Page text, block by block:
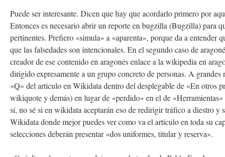
Puede ser interesante. Dicen que hay que acordarlo primero por
Entonces es necesario abrir un reporte en bugzilla (Bugzilla) para
pertinentes. Prefiero «simula» a «aparenta», porque da a entender
que las falsedades son intencionales. En el segundo caso de
creador de ese contenido en aragonés enlace a la wikipedia en
dirigido expresamente a un grupo concreto de personas. A
«Q» del artículo en Wikidata dentro del desplegable de «En otros
wikiquote y demás) en lugar de «perdido» en el de
sí, no sé si en wikidata aceptarán eso de redirigir tráfico a diestro y
Wikidata donde mejor puedes ver como va el artículo en toda su
selecciones deberán presentar «dos uniformes, titular y reserva».